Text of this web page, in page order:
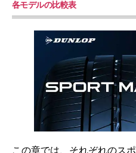
各モデルの比較表
この章では、それぞれのス